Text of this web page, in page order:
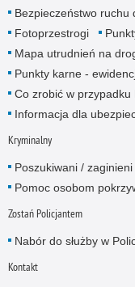
Bezpieczeństwo ruchu
Fotoprzestrogi
Mapa utrudnień na
Punkty karne -
Co zrobić w przypadku
Informacja dla
Kryminalny
Poszukiwani / zaginieni
Pomoc osobom
Zostań Policjantem
Nabór do służby w
Kontakt